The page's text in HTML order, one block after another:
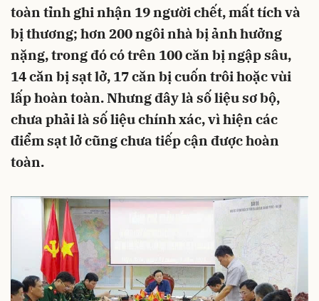
toàn tỉnh ghi nhận 19 người chết, mất tích và
bị thương; hơn 200 ngôi nhà bị ảnh hưởng
nặng, trong đó có trên 100 căn bị ngập sâu,
14 căn bị sạt lở, 17 căn bị cuốn trôi hoặc vùi
lấp hoàn toàn. Nhưng đây là số liệu sơ bộ,
chưa phải là số liệu chính xác, vì hiện các
điểm sạt lở cũng chưa tiếp cận được hoàn
toàn.